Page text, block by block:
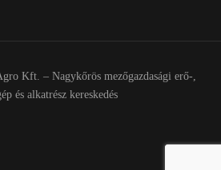
Kft. – Nagykőrös mezőgazdasági erő-,
és alkatrész kereskedés